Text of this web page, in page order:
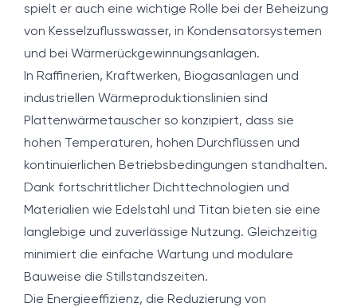
spielt er auch eine wichtige Rolle bei der Beheizung
von Kesselzuflusswasser, in Kondensatorsystemen
und bei Wärmerückgewinnungsanlagen.
In Raffinerien, Kraftwerken, Biogasanlagen und
industriellen Wärmeproduktionslinien sind
Plattenwärmetauscher so konzipiert, dass sie
hohen Temperaturen, hohen Durchflüssen und
kontinuierlichen Betriebsbedingungen standhalten.
Dank fortschrittlicher Dichttechnologien und
Materialien wie Edelstahl und Titan bieten sie eine
langlebige und zuverlässige Nutzung. Gleichzeitig
minimiert die einfache Wartung und modulare
Bauweise die Stillstandszeiten.
Die Energieeffizienz, die Reduzierung von